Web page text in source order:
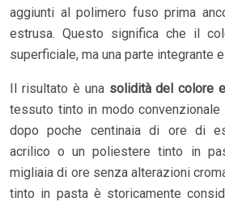
aggiunti al polimero fuso prima
estrusa. Questo significa che il
superficiale, ma una parte integrante
Il risultato è una solidità del colore
tessuto tinto in modo
dopo poche centinaia di ore di
acrilico o un poliestere tinto in
migliaia di ore senza alterazioni
tinto in pasta è storicamente